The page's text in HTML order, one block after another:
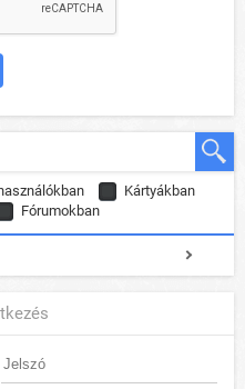
Kártyákban
Fórumokban